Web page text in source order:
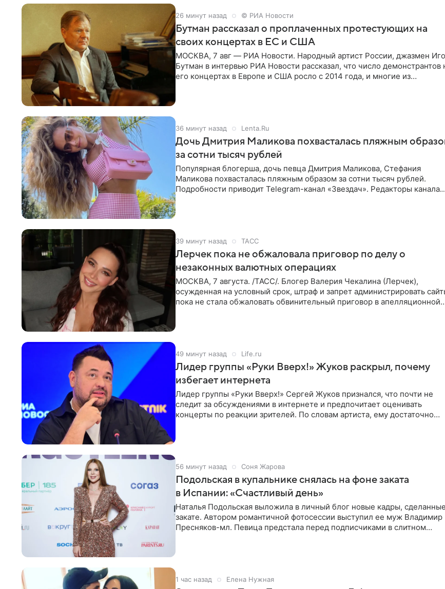
26 минут назад © РИА Новости
Бутман рассказал о проплаченных протестующих на
своих концертах в ЕС и США
МОСКВА, 7 авг — РИА Новости. Народный артист России, джазмен
Бутман в интервью РИА Новости рассказал, что число демонстрантов
его концертах в Европе и США росло с 2014 года, и многие из
36 минут назад Lenta.Ru
Дочь Дмитрия Маликова похвасталась пляжным
за сотни тысяч рублей
Популярная блогерша, дочь певца Дмитрия Маликова, Стефания
Маликова похвасталась пляжным образом за сотни тысяч рублей.
Подробности приводит Telegram-канал «Звездач». Редакторы канала
39 минут назад ТАСС
Лерчек пока не обжаловала приговор по делу о
незаконных валютных операциях
МОСКВА, 7 августа. /ТАСС/. Блогер Валерия Чекалина (Лерчек),
осужденная на условный срок, штраф и запрет администрировать
пока не стала обжаловать обвинительный приговор в апелляционной
49 минут назад Life.ru
Лидер группы «Руки Вверх!» Жуков раскрыл, почему
избегает интернета
Лидер группы «Руки Вверх!» Сергей Жуков признался, что почти не
следит за обсуждениями в интернете и предпочитает оценивать
концерты по реакции зрителей. По словам артиста, ему достаточно
56 минут назад Соня Жарова
Подольская в купальнике снялась на фоне заката
в Испании: «Счастливый день»
Наталья Подольская выложила в личный блог новые кадры,
закате. Автором романтичной фотосессии выступил ее муж Владимир
Пресняков-мл. Певица предстала перед подписчиками в слитном
1 час назад Елена Нужная